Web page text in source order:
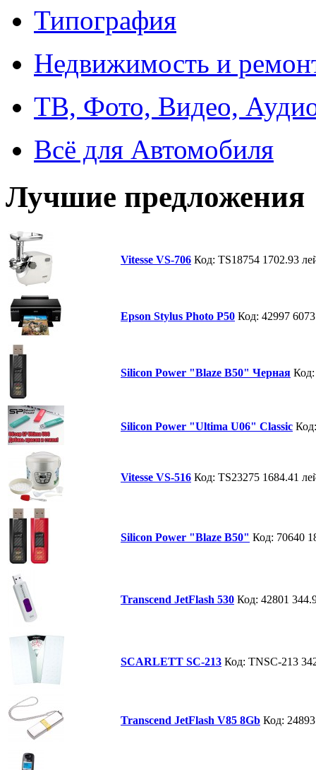
Типография
Недвижимость и
ТВ, Фото, Видео,
Всё для Автомобиля
Лучшие предложения
Vitesse VS-706 Код: TS18754 1702.93
Epson Stylus Photo P50 Код: 42997
Silicon Power "Blaze B50" Черная Код:
Silicon Power "Ultima U06" Classic
Vitesse VS-516 Код: TS23275 1684.41
Silicon Power "Blaze B50" Код: 70640
Transcend JetFlash 530 Код: 42801
SCARLETT SC-213 Код: TNSC-213
Transcend JetFlash V85 8Gb Код: 24893